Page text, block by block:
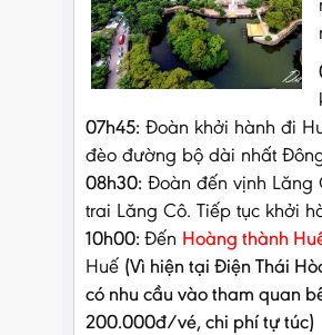
07h45: Đoàn khởi hành đi
đèo đường bộ dài nhất
08h30: Đoàn đến vịnh Lăng
trai Lăng Cô. Tiếp tục khởi
10h00: Đến Hoàng thành
Huế (Vì hiện tại Điện Thái
có nhu cầu vào tham quan
200.000đ/vé, chi phí tự túc)